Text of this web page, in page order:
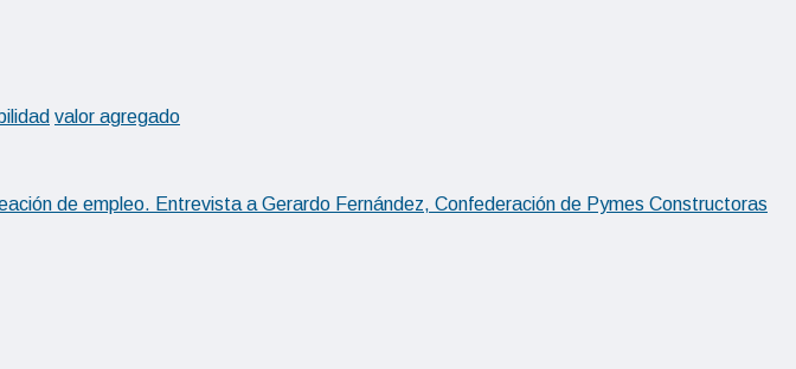
valor agregado
de empleo. Entrevista a Gerardo Fernández, Confederación de Pymes Constructoras